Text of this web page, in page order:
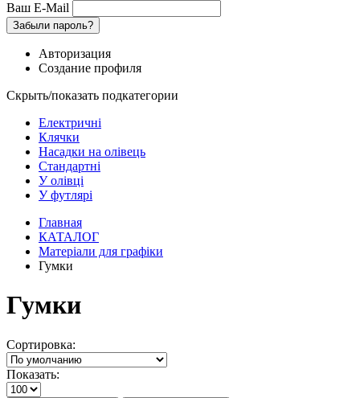
Ваш E-Mail
Забыли пароль?
Авторизация
Создание профиля
Скрыть/показать подкатегории
Електричні
Клячки
Насадки на олівець
Стандартні
У олівці
У футлярі
Главная
КАТАЛОГ
Матеріали для графіки
Гумки
Гумки
Сортировка:
Показать: